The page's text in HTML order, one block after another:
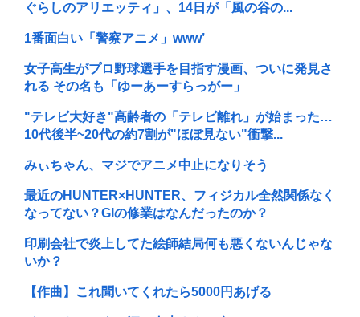
ぐらしのアリエッティ」、14日が「風の谷の...
1番面白い「警察アニメ」www’
女子高生がプロ野球選手を目指す漫画、ついに発見さ
れる その名も「ゆーあーすらっがー」
"テレビ大好き"高齢者の「テレビ離れ」が始まった…
10代後半~20代の約7割が"ほぼ見ない"衝撃...
みぃちゃん、マジでアニメ中止になりそう
最近のHUNTER×HUNTER、フィジカル全然関係なく
なってない？GIの修業はなんだったのか？
印刷会社で炎上してた絵師結局何も悪くないんじゃな
いか？
【作曲】これ聞いてくれたら5000円あげる